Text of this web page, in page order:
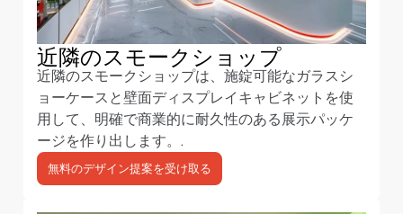
近隣のスモークショップ
近隣のスモークショップは、施錠可能なガラスシ
ョーケースと壁面ディスプレイキャビネットを使
用して、明確で商業的に耐久性のある展示パッケ
ージを作り出します。.
無料のデザイン提案を受け取る